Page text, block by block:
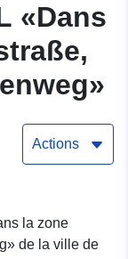
«Dans
Actions
la zone
de la ville de